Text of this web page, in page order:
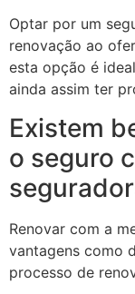
Optar por um
renovação ao
esta opção é
ainda assim ter
Existem
o seguro
Renovar com a
vantagens como
processo de